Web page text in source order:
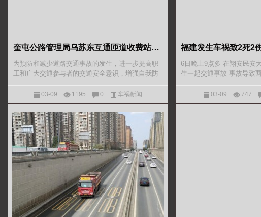
奎屯公路管理局乌苏东互通匝道收费站：开展道路交通 安全知识讲座
为预防和减少道路交通事故的发生，进一步提高职
工和广大交通参与者的交通安全意识，增强自我防
站邀请乌苏市公安局交通警察大队秩序中队辅警袁
红霞为全站职工开
03-09 1195 0 车祸新闻
6日晚上9点多 在翔安民安
生一起交通事故 事故导致
到现场时看到，事故中的
车紧跟在后方，
03-09 747